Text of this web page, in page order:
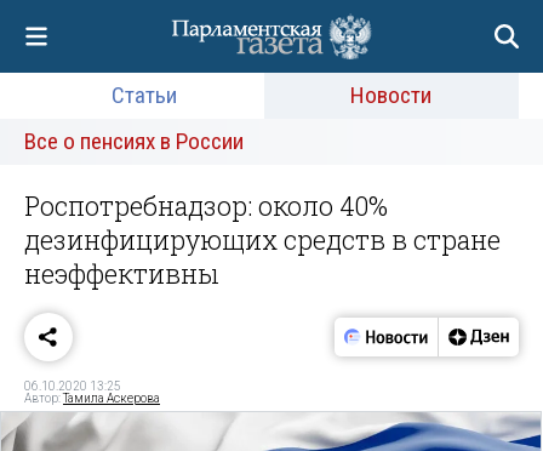
Статьи
Новости
Все о пенсиях в России
Роспотребнадзор: около 40%
дезинфицирующих средств в стране
неэффективны
06.10.2020 13:25
Автор:Тамила Аскерова